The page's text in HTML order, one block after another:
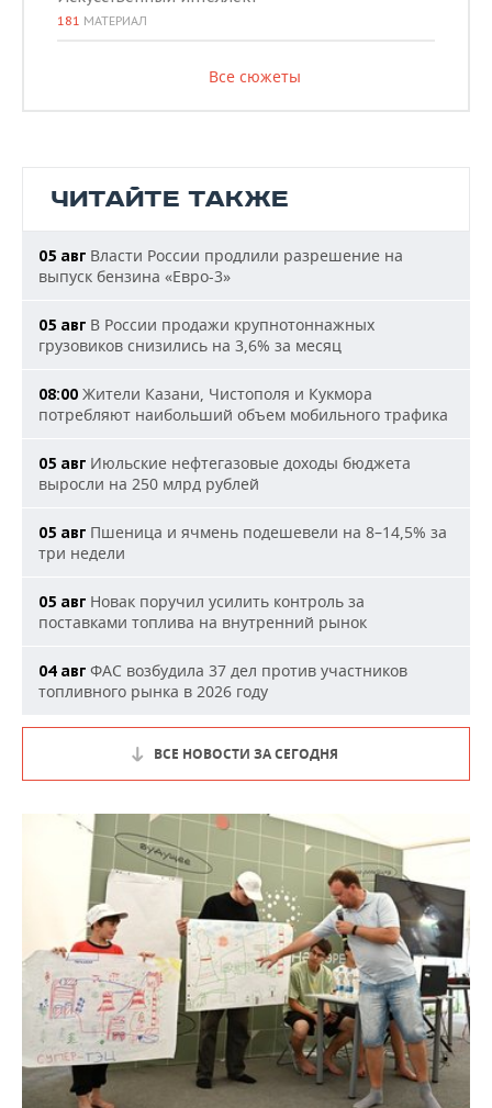
181 МАТЕРИАЛ
Все сюжеты
ЧИТАЙТЕ ТАКЖЕ
05 авг Власти России продлили разрешение на
выпуск бензина «Евро-3»
05 авг В России продажи крупнотоннажных
грузовиков снизились на 3,6% за месяц
08:00 Жители Казани, Чистополя и Кукмора
потребляют наибольший объем мобильного трафика
05 авг Июльские нефтегазовые доходы бюджета
выросли на 250 млрд рублей
05 авг Пшеница и ячмень подешевели на 8–14,5% за
три недели
05 авг Новак поручил усилить контроль за
поставками топлива на внутренний рынок
04 авг ФАС возбудила 37 дел против участников
топливного рынка в 2026 году
ВСЕ НОВОСТИ ЗА СЕГОДНЯ